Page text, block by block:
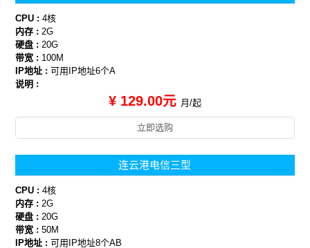
CPU :4核
内存 :2G
硬盘 :20G
带宽 : 100M
IP地址 :可用IP地址6个A
说明 :
¥ 129.00元 月/起
立即选购
连云港电信三型
CPU :4核
内存 : 2G
硬盘 : 20G
带宽 :50M
IP地址 :可用IP地址8个AB